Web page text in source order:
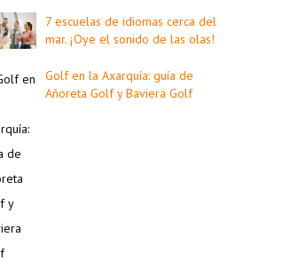
7 escuelas de idiomas cerca del
mar. ¡Oye el sonido de las olas!
Golf en la Axarquía: guía de
Añoreta Golf y Baviera Golf